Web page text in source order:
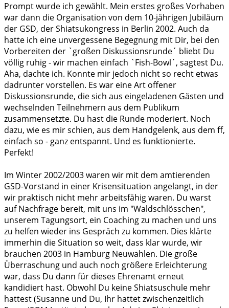
Prompt wurde ich gewählt. Mein erstes großes Vorhaben
war dann die Organisation von dem 10-jährigen Jubiläum
der GSD, der Shiatsukongress in Berlin 2002. Auch da
hatte ich eine unvergessene Begegnung mit Dir, bei den
Vorbereiten der `großen Diskussionsrunde´ bliebt Du
völlig ruhig - wir machen einfach `Fish-Bowl´, sagtest Du.
Aha, dachte ich. Konnte mir jedoch nicht so recht etwas
dadrunter vorstellen. Es war eine Art offener
Diskussionsrunde, die sich aus eingeladenen Gästen und
wechselnden Teilnehmern aus dem Publikum
zusammensetzte. Du hast die Runde moderiert. Noch
dazu, wie es mir schien, aus dem Handgelenk, aus dem ff,
einfach so - ganz entspannt. Und es funktionierte.
Perfekt!
Im Winter 2002/2003 waren wir mit dem amtierenden
GSD-Vorstand in einer Krisensituation angelangt, in der
wir praktisch nicht mehr arbeitsfähig waren. Du warst
auf Nachfrage bereit, mit uns im "Waldschlösschen",
unserem Tagungsort, ein Coaching zu machen und uns
zu helfen wieder ins Gespräch zu kommen. Dies klärte
immerhin die Situation so weit, dass klar wurde, wir
brauchen 2003 in Hamburg Neuwahlen. Die große
Überraschung und auch noch größere Erleichterung
war, dass Du dann für dieses Ehrenamt erneut
kandidiert hast. Obwohl Du keine Shiatsuschule mehr
hattest (Susanne und Du, Ihr hattet zwischenzeitlich